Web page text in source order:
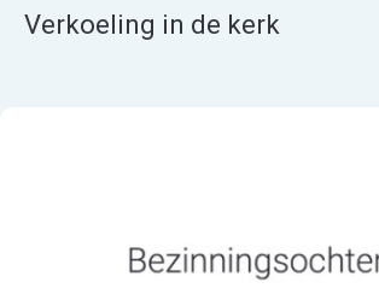
Verkoeling in de kerk